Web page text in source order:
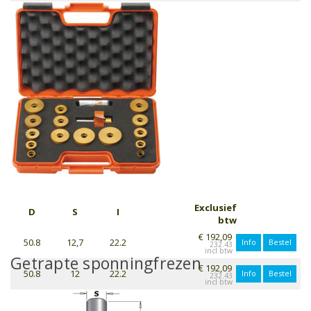
D S I
Exclusief
btw
50.8
12,7 22.2 € 192,09
232.43 Info Bestel
50.8 12 22.2 € 192,09
232.43 Info Bestel
Getrapte sponningfrezen